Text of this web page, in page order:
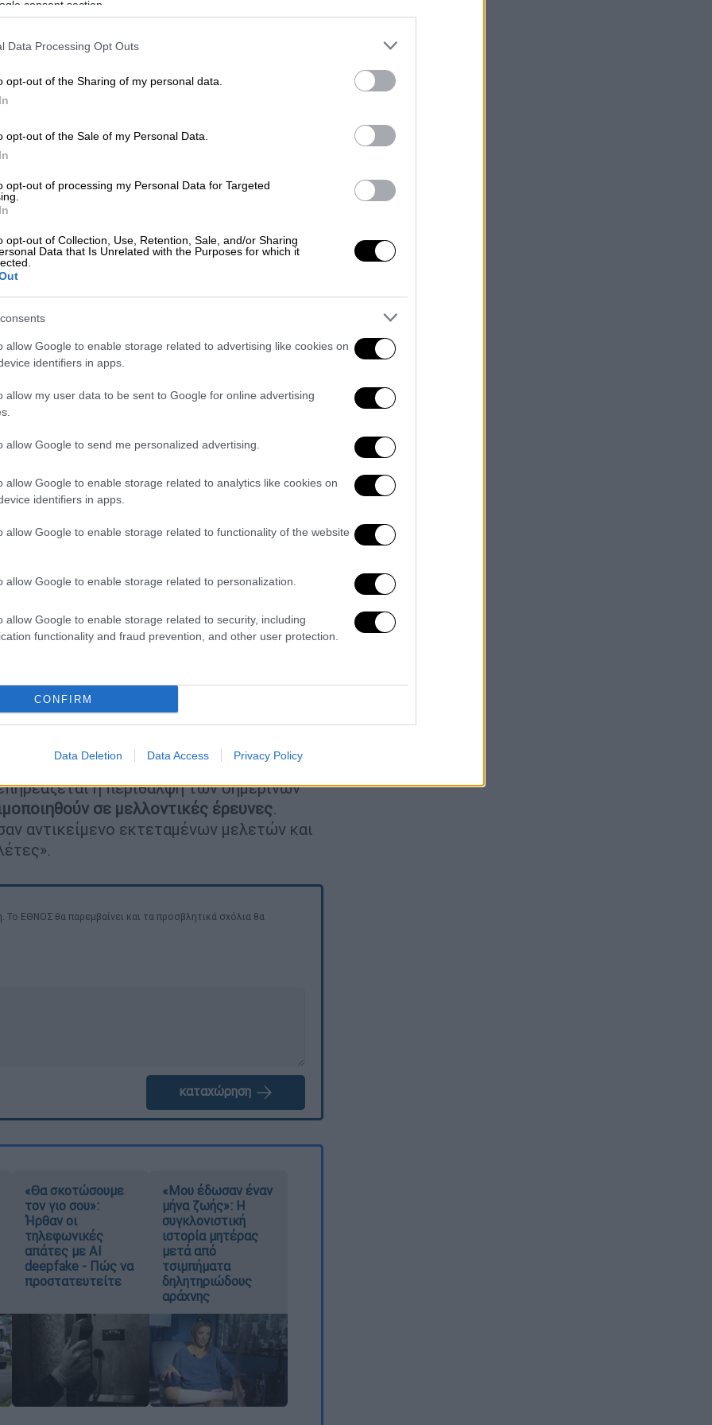
consent section.
Data Processing Opt Outs
opt-out of the Sharing of my personal data.
opt-out of the Sale of my Personal Data.
opt-out of processing my Personal Data for Targeted
opt-out of Collection, Use, Retention, Sale, and/or Sharing
Data that Is Unrelated with the Purposes for which it
allow Google to enable storage related to advertising like cookies on
identifiers in apps.
allow my user data to be sent to Google for online advertising
allow Google to send me personalized advertising.
allow Google to enable storage related to analytics like cookies on
identifiers in apps.
allow Google to enable storage related to functionality of the website
allow Google to enable storage related to personalization.
allow Google to enable storage related to security, including
functionality and fraud prevention, and other user protection.
CONFIRM
Data Deletion Data Access Privacy Policy
(KI) στη Στοκχόλμη. Στο Ινστιτούτο
ή Ιατρικής, σύμφωνα με την
επίθεση στην Κωνσταντινούπολη:
υπήρξε
υγρό άζωτο, έμειναν χωρίς αυτό για
δείγματα από πολλά ιδρύματα.
του Ινστιτούτου, δήλωσε πως
που μπορεί να φανταστεί κανείς στη
παραμονή των Χριστουγέννων».
και άλλες σοβαρές
αυτοί πουερευνούν τη λευχαιμία
έρευνα και παρά το γεγονός ότι δεν
περιστατικό έχει αναφερθεί και στην
παρόν δεν υπάρχει καμία ένδειξη ότι η
αλλά η αναφορά στην αστυνομία έγινε
δείγματα ήταν όλα αυστηρά για
η περίθαλψη των σημερινών
σε μελλοντικές έρευνες.
αντικείμενο εκτεταμένων μελετών και
ΕΘΝΟΣ θα παρεμβαίνει και τα προσβλητικά σχόλια θα
καταχώρηση
«Θα σκοτώσουμε
τον γιο σου»:
Ήρθαν οι
τηλεφωνικές
απάτες με AI
deepfake - Πώς να
προστατευτείτε
«Μου έδωσαν έναν
μήνα ζωής»: Η
συγκλονιστική
ιστορία μητέρας
μετά από
τσιμπήματα
δηλητηριώδους
αράχνης